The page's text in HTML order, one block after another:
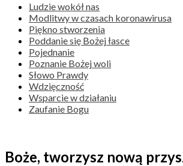
Ludzie wokół nas
Modlitwy w czasach koronawirusa
Piękno stworzenia
Poddanie się Bożej łasce
Pojednanie
Poznanie Bożej woli
Słowo Prawdy
Wdzięczność
Wsparcie w działaniu
Zaufanie Bogu
Boże, tworzysz nową